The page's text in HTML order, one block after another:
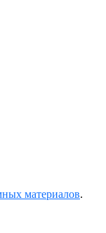
материалов.